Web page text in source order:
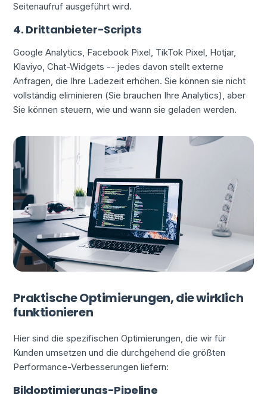
Seitenaufruf ausgeführt wird.
4. Drittanbieter-Scripts
Google Analytics, Facebook Pixel, TikTok Pixel, Hotjar,
Klaviyo, Chat-Widgets -- jedes davon stellt externe
Anfragen, die Ihre Ladezeit erhöhen. Sie können sie nicht
vollständig eliminieren (Sie brauchen Ihre Analytics), aber
Sie können steuern, wie und wann sie geladen werden.
Praktische Optimierungen, die wirklich
funktionieren
Hier sind die spezifischen Optimierungen, die wir für
Kunden umsetzen und die durchgehend die größten
Performance-Verbesserungen liefern:
Bildoptimierungs-Pipeline